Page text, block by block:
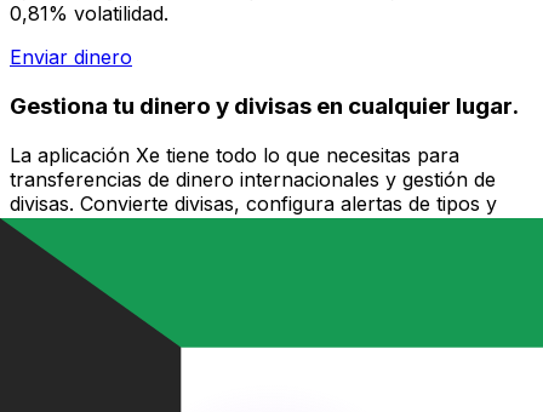
0,81% volatilidad.
Enviar dinero
Gestiona tu dinero y divisas en cualquier lugar.
La aplicación Xe tiene todo lo que necesitas para
transferencias de dinero internacionales y gestión de
divisas. Convierte divisas, configura alertas de tipos y
transfiere dinero al extranjero sin comisiones ocultas.
¡Descarga hoy!